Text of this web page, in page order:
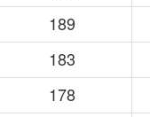
189
183
178